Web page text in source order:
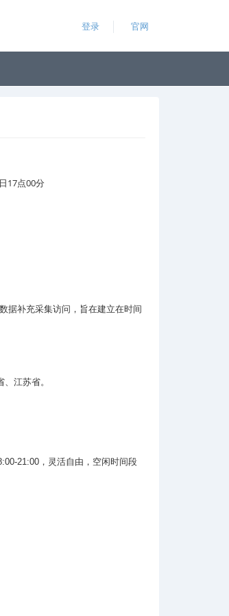
登录 官网
17点00分
据补充采集访问，旨在建立在时间
江苏省。
21:00 ，灵活自由，空闲时间段